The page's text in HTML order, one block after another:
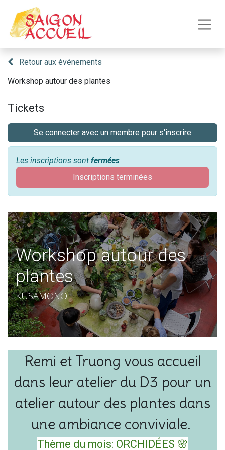
Retour aux événements
Workshop autour des plantes
Tickets
Se connecter avec un membre pour s'inscrire
Les inscriptions sont fermées
Inscriptions terminées
Workshop autour des
plantes
KUSAMONO
Remi et Truong vous accueil
dans leur atelier du D3 pour un
atelier autour des plantes dans
une ambiance conviviale.
Thème du mois: ORCHIDÉES 🌸